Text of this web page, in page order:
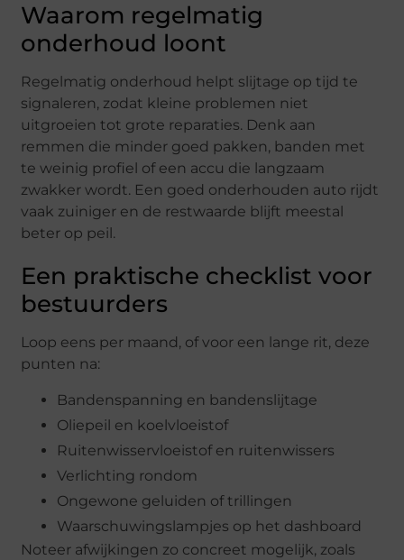
Waarom regelmatig
onderhoud loont
Regelmatig onderhoud helpt slijtage op tijd te
signaleren, zodat kleine problemen niet
uitgroeien tot grote reparaties. Denk aan
remmen die minder goed pakken, banden met
te weinig profiel of een accu die langzaam
zwakker wordt. Een goed onderhouden auto rijdt
vaak zuiniger en de restwaarde blijft meestal
beter op peil.
Een praktische checklist voor
bestuurders
Loop eens per maand, of voor een lange rit, deze
punten na:
Bandenspanning en bandenslijtage
Oliepeil en koelvloeistof
Ruitenwisservloeistof en ruitenwissers
Verlichting rondom
Ongewone geluiden of trillingen
Waarschuwingslampjes op het dashboard
Noteer afwijkingen zo concreet mogelijk, zoals